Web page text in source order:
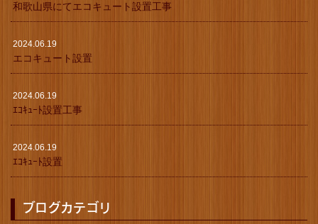
和歌山県にてエコキュート設置工事
2024.06.19
エコキュート設置
2024.06.19
ｴｺｷｭｰﾄ設置工事
2024.06.19
ｴｺｷｭｰﾄ設置
ブログカテゴリ